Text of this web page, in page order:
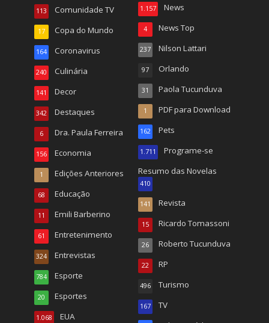
Comunidade TV
113
Copa do Mundo
17
Coronavirus
164
Culinária
240
Decor
141
Destaques
342
Dra. Paula Ferreira
6
Economia
156
Edições Anteriores
1
Educação
68
Emili Barberino
11
Entretenimento
61
Entrevistas
324
Esporte
784
Esportes
20
EUA
1.068
News
1.157
News Top
4
Nilson Lattari
237
Orlando
97
Paola Tucunduva
31
PDF para Download
1
Pets
162
Programe-se
1.711
Resumo das Novelas
410
Revista
141
Ricardo Tomassoni
15
Roberto Tucunduva
26
RP
22
Turismo
496
TV
167